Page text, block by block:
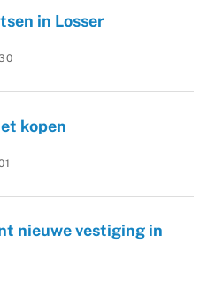
in Losser
kopen
nieuwe vestiging in